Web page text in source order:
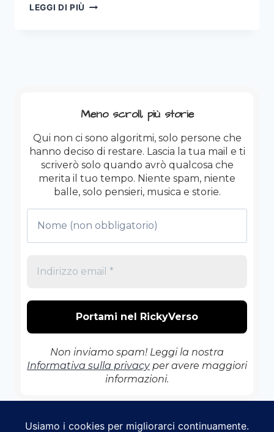
LEGGI DI PIÙ
DOMINI
Meno scroll, più storie
Qui non ci sono algoritmi, solo persone che
hanno deciso di restare. Lascia la tua mail e ti
scriverò solo quando avrò qualcosa che
merita il tuo tempo. Niente spam, niente
balle, solo pensieri, musica e storie.
Non inviamo spam! Leggi la nostra
Informativa sulla privacyper avere maggiori
informazioni.